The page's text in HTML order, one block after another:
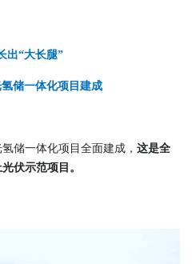
出“大长腿”
储一体化项目建成
一体化项目全面建成， 这是全
伏示范项目。